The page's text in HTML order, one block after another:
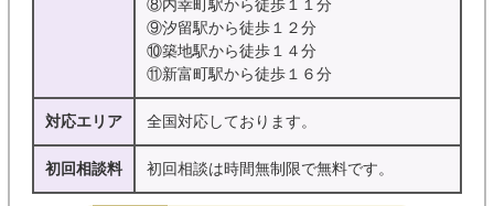
⑧内幸町駅から徒歩１１分
⑨汐留駅から徒歩１２分
⑩築地駅から徒歩１４分
⑪新富町駅から徒歩１６分
対応エリア 全国対応しております。
初回相談料 初回相談は時間無制限で無料です。